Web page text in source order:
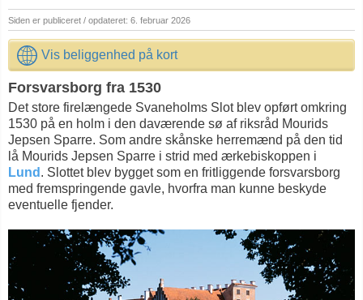
Siden er publiceret / opdateret: 6. februar 2026
Vis beliggenhed på kort
Forsvarsborg fra 1530
Det store firelængede Svaneholms Slot blev opført omkring
1530 på en holm i den daværende sø af riksråd Mourids
Jepsen Sparre. Som andre skånske herremænd på den tid
lå Mourids Jepsen Sparre i strid med ærkebiskoppen i
Lund . Slottet blev bygget som en fritliggende forsvarsborg
med fremspringende gavle, hvorfra man kunne beskyde
eventuelle fjender.